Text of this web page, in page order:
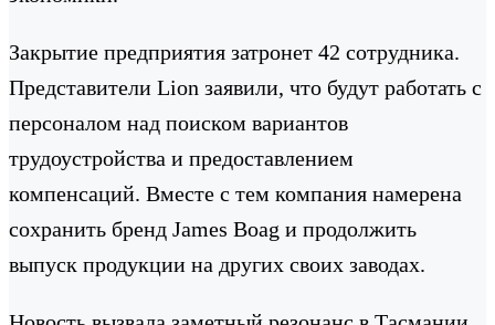
Закрытие предприятия затронет 42 сотрудника.
Представители Lion заявили, что будут работать с
персоналом над поиском вариантов
трудоустройства и предоставлением
компенсаций. Вместе с тем компания намерена
сохранить бренд James Boag и продолжить
выпуск продукции на других своих заводах.